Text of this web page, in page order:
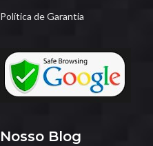
Política de Garantia
Nosso Blog